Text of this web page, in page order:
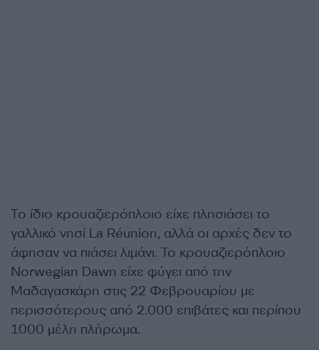
Το ίδιο κρουαζιερόπλοιο είχε πλησιάσει το
γαλλικό νησί La Réunion, αλλά οι αρχές δεν το
άφησαν να πιάσει λιμάνι. To κρουαζιερόπλοιο
Norwegian Dawn είχε φύγει από την
Μαδαγασκάρη στις 22 Φεβρουαρίου με
περισσότερους από 2.000 επιβάτες και περίπου
1000 μέλη πλήρωμα.